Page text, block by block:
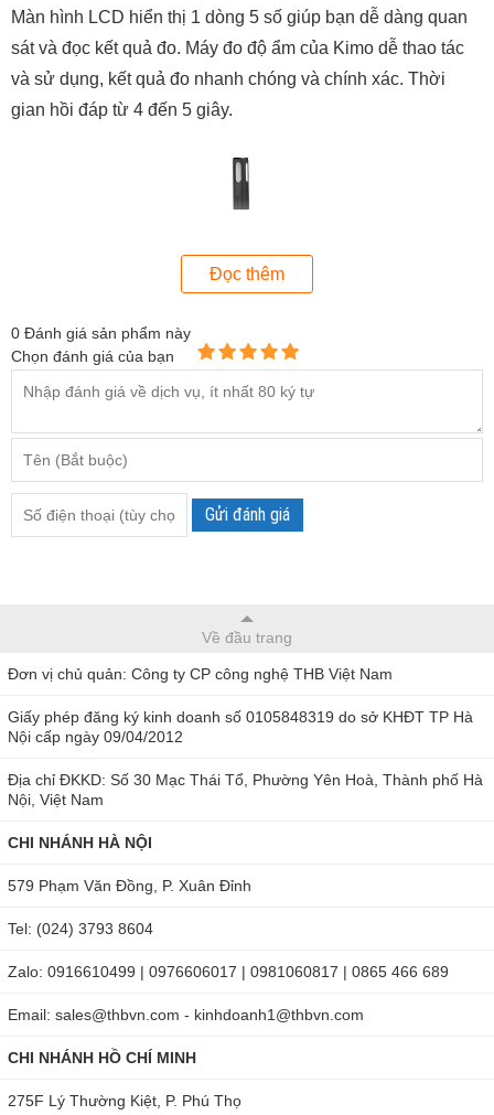
Màn hình LCD hiển thị 1 dòng 5 số giúp bạn dễ dàng quan
sát và đọc kết quả đo. Máy đo độ ẩm của Kimo dễ thao tác
và sử dụng, kết quả đo nhanh chóng và chính xác. Thời
gian hồi đáp từ 4 đến 5 giây.
Máy đo độ ẩm Kimo HD50
Sản phẩm được dùng phổ biến trong việc đo nhiệt độ và độ
ẩm không khí. Cảm biến đo được lắp cố định trên máy. Thiết
động tắt đèn. Giúp tiết kiệm pin, bảo vệ máy và tăng thời
gian sử dụng.
Nhiệt ẩm kế Kimo đạt các tiêu chuẩn: EMC2004/108/CE và
EN 61010-1.
Bộ sản phẩm bao gồm: Máy chính với đầu đo nhiệt độ, độ
ẩm, giấy chứng nhận hiệu chuẩn của nhà máy, hướng dẫn
sử dụng, và túi đựng.
Lưu ý khi sử dụng và bảo quản
giản. Tuy nhiên, để máy luôn hoạt động ổn định và bền bỉ,
bạn cần lưu ý những vấn đề sau:
Lắp pin cho máy theo đúng cực. Nếu không dùng đến
Đọc thêm
0 Đánh giá sản phẩm này
Chọn đánh giá của bạn
Gửi đánh giá
Về đầu trang
Đơn vị chủ quản: Công ty CP công nghệ THB Việt Nam
Giấy phép đăng ký kinh doanh số 0105848319 do sở KHĐT TP Hà
Nội cấp ngày 09/04/2012
Địa chỉ ĐKKD: Số 30 Mạc Thái Tổ, Phường Yên Hoà, Thành phố Hà
Nội, Việt Nam
CHI NHÁNH HÀ NỘI
579 Phạm Văn Đồng, P. Xuân Đỉnh
Tel: (024) 3793 8604
Zalo: 0916610499 | 0976606017 | 0981060817 | 0865 466 689
Email: sales@thbvn.com - kinhdoanh1@thbvn.com
CHI NHÁNH HỒ CHÍ MINH
275F Lý Thường Kiệt, P. Phú Thọ